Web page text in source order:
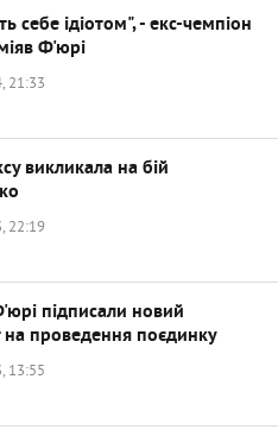
себе ідіотом", - екс-чемпіон
Ф'юрі
21:33
викликала на бій
22:19
підписали новий
на проведення поєдинку
13:55